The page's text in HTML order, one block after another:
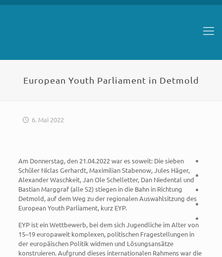
European Youth Parliament in Detmold
6. Mai 2022
Am Donnerstag, den 21.04.2022 war es soweit: Die sieben
Schüler Niclas Gerhardt, Maximilian Stabenow, Jules Häger,
Alexander Waschkeit, Jan Ole Schelletter, Dan Niedental und
Bastian Marggraf (alle S2) stiegen in die Bahn in Richtung
Detmold, auf dem Weg zu der regionalen Auswahlsitzung des
European Youth Parliament, kurz EYP.
EYP ist ein Wettbewerb, bei dem sich Jugendliche im Alter von
15–19 europaweit komplexen, politischen Fragestellungen in
der europäischen Politik widmen und Lösungsansätze
konstruieren. Aufgrund dieses internationalen Rahmens war die